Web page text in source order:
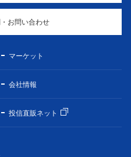
お問い合わせ
マーケット
会社情報
投信直販ネット